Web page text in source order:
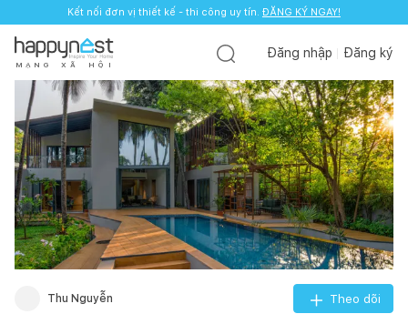
Kết nối đơn vị thiết kế - thi công uy tín. ĐĂNG KÝ NGAY!
M Ạ N G X Ã H Ộ I
Đăng nhập Đăng ký
Thu Nguyễn Theo dõi